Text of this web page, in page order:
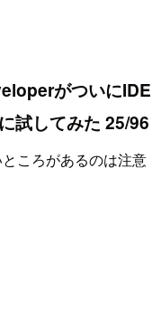
がついにIDE
試してみた 25/96
ころがあるのは注意